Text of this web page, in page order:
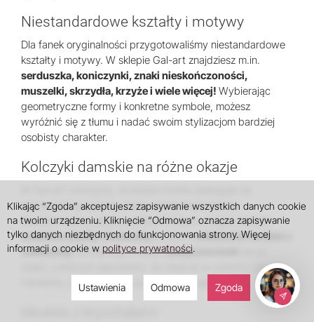
Niestandardowe kształty i motywy
Dla fanek oryginalności przygotowaliśmy niestandardowe
kształty i motywy. W sklepie Gal-art znajdziesz m.in.
serduszka, koniczynki, znaki nieskończoności,
muszelki, skrzydła, krzyże i wiele więcej! Wybierając
geometryczne formy i konkretne symbole, możesz
wyróżnić się z tłumu i nadać swoim stylizacjom bardziej
osobisty charakter.
Kolczyki damskie na różne okazje
odpowiednią oprawę. Nasz asortyment jest tak
skonstruowany, abyś w jednym miejscu mogła znaleźć
subtelne sztyfty z kuleczkądo biura,efektowne modele z
zawieszkąna imprezę, a takżeklasyczne łezki
dzień, o których zapomnisz, że masz je w uszach – aż do
momentu, gdy usłyszysz pierwszy komplement!
Klikając “Zgoda” akceptujesz zapisywanie wszystkich danych cookie
na twoim urządzeniu. Kliknięcie “Odmowa” oznacza zapisywanie
tylko danych niezbędnych do funkcjonowania strony. Więcej
informacji o cookie w polityce prywatności.
Ustawienia Odmowa Zgoda